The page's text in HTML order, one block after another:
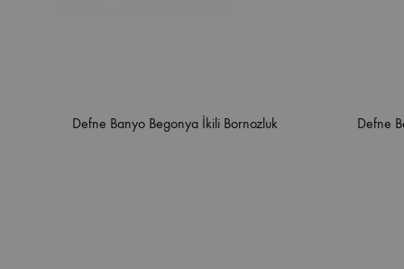
Defne Banyo Begonya İkili Bornozluk Defne